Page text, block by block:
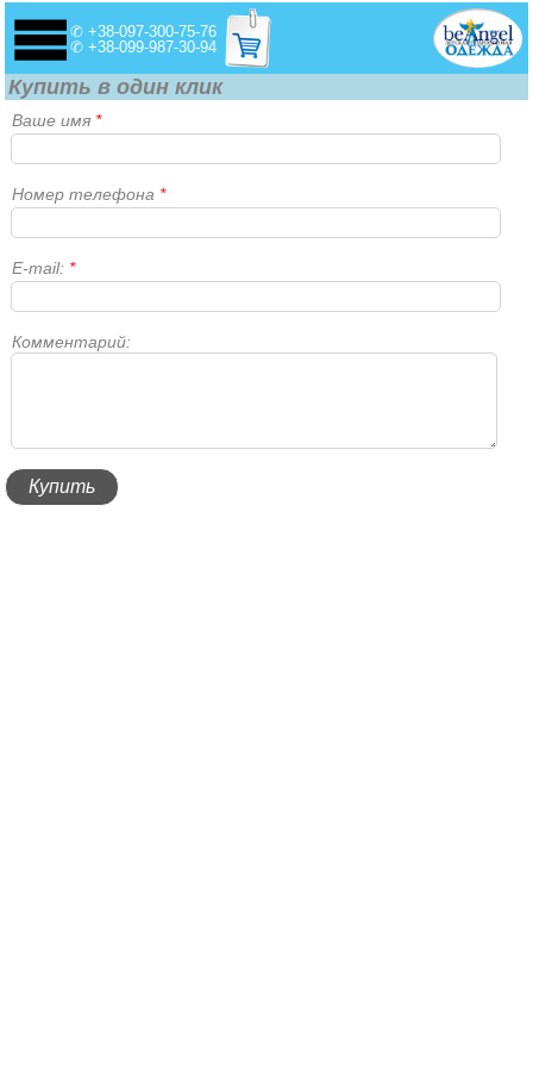
✆ +38-097-300-75-76
✆ +38-099-987-30-94
Купить в один клик
Ваше имя *
Номер телефона *
E-mail: *
Комментарий: